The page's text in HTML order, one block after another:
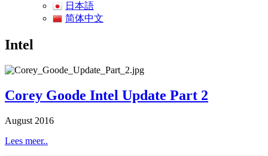
日本語
简体中文
Intel
Corey Goode Intel Update Part 2
August 2016
Lees meer..